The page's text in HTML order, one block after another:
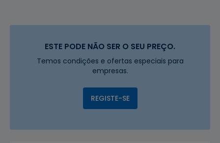
ESTE PODE NÃO SER O SEU PREÇO.
Temos condições e ofertas especiais para
empresas.
REGISTE-SE